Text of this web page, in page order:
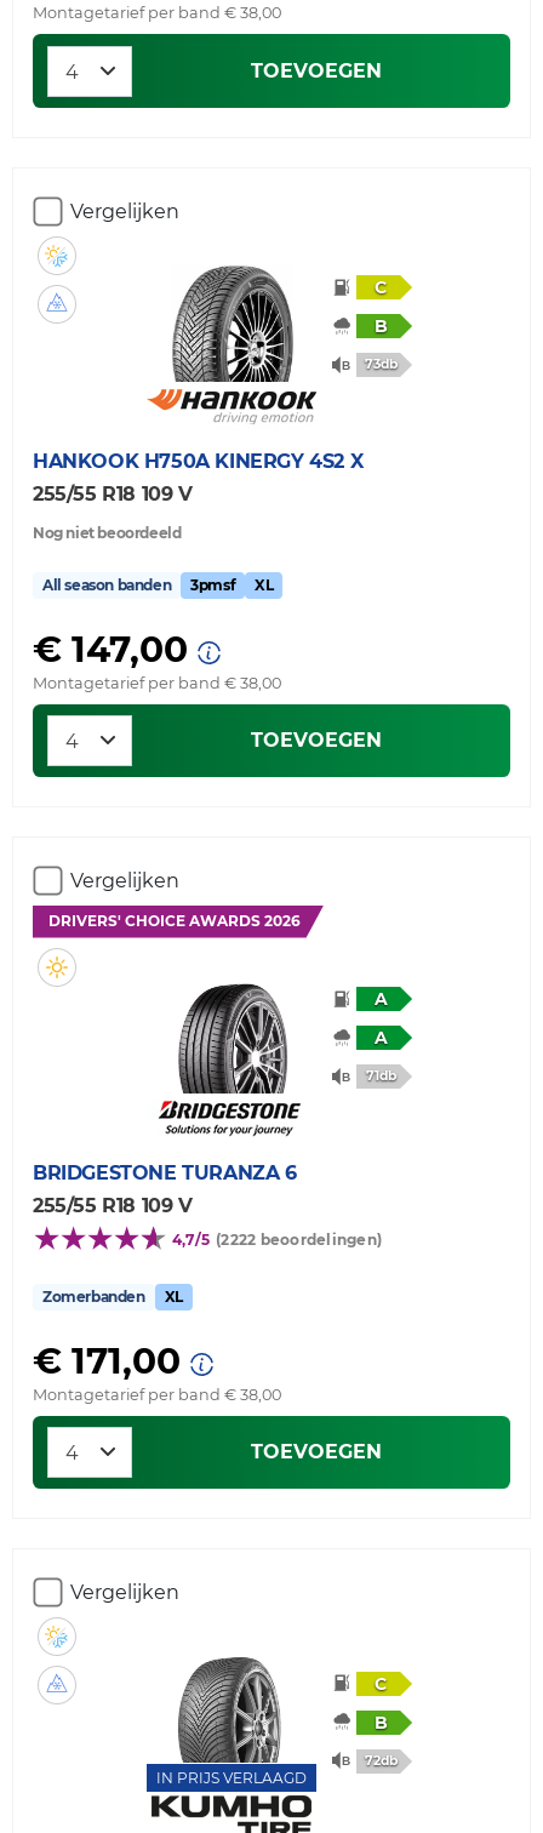
Montagetarief per band € 38,00
TOEVOEGEN
Vergelijken
C
B
73db
HANKOOK H750A KINERGY 4S2 X
255/55 R18 109 V
Nog niet beoordeeld
All season banden 3pmsf XL
€ 147,00
Montagetarief per band € 38,00
TOEVOEGEN
Vergelijken
DRIVERS' CHOICE AWARDS 2026
A
A
71db
BRIDGESTONE TURANZA 6
255/55 R18 109 V
4,7/5 (2222 beoordelingen)
Zomerbanden XL
€ 171,00
Montagetarief per band € 38,00
TOEVOEGEN
Vergelijken
IN PRIJS VERLAAGD
C
B
72db